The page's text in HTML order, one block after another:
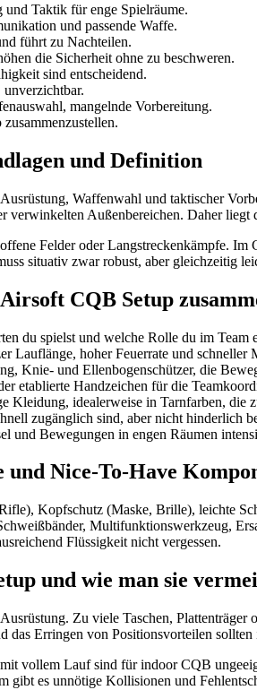
und Taktik für enge Spielräume.
und passende Waffe.
führt zu Nachteilen.
die Sicherheit ohne zu beschweren.
sind entscheidend.
mangelnde Vorbereitung.
und Definition
Waffenwahl und taktischer
Außenbereichen. Daher
Felder oder Langstreckenkämpfe.
situativ zwar robust, aber gleichzeitig
CQB Setup
du spielst und welche Rolle du im Team
Lauflänge, hoher Feuerrate und
Knie- und Ellenbogenschützer, die
etablierte Handzeichen für die
Kleidung, idealerweise in Tarnfarben, die
zugänglich sind, aber nicht hinderlich
und Bewegungen in engen Räumen
Nice-To-Have
Kopfschutz (Maske, Brille), leichte
Multifunktionswerkzeug,
Flüssigkeit nicht vergessen.
und wie man sie
Zu viele Taschen,
das Erringen von Positionsvorteilen
vollem Lauf sind für indoor CQB
gibt es unnötige Kollisionen und